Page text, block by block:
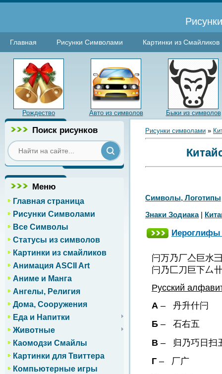
Главная Рисунки Символами Картинки из Смайликов
Рождество Авто из символов Быки из символов
Поиск рисунков
Меню
Главная страница
Рисунки Символами
Все Символы
Статусы из символов
Картинки из смайликов
Анимация ASCII Art
Аниме и Манга
Ангелы, Религия
Дома, Сооружения
Еда и Напитки
Животные
Каомодзи Смайлы
Картинки для Твиттера
Компьютерные игры
Рисунки символами »
Символы, Логотипы
Знаки Зодиака|
Иероглифы
闩万乃厂亼巨水
闩乃匚刀巨下厶
Русский
А – 丹升什闩
Б – 石右五
В – 归乃巧日扫
Г – 厂广